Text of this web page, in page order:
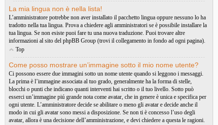
La mia lingua non è nella lista!
L’amministratore potrebbe non aver installato il pacchetto lingua oppure nessuno lo ha
tradotto nella tua lingua. Prova a chiedere agli amministratori se è possibile installare la
tua lingua. Se non esiste puoi fare tu una nuova traduzione. Puoi trovare altre
informazioni al sito del phpBB Group (trovi il collegamento in fondo ad ogni pagina).
Top
Come posso mostrare un’immagine sotto il mio nome utente?
Ci possono essere due immagini sotto un nome utente quando si leggono i messaggi.
La prima è l’immagine associata al tuo grado, generalmente ha la forma di stelle,
blocchi o punti che indicano quanti interventi hai scritto o il tuo livello. Sotto può
esserci un’immagine piú grande nota come avatar, che in genere è unica e specifica per
ogni utente. L’amministratore decide se abilitare o meno gli avatar e decide anche il
modo in cui gli avatar sono messi a disposizione. Se non ti è concesso l’uso degli
avatar, allora è una decisione dell’amministrazione, e devi chiedere a questa le ragioni.